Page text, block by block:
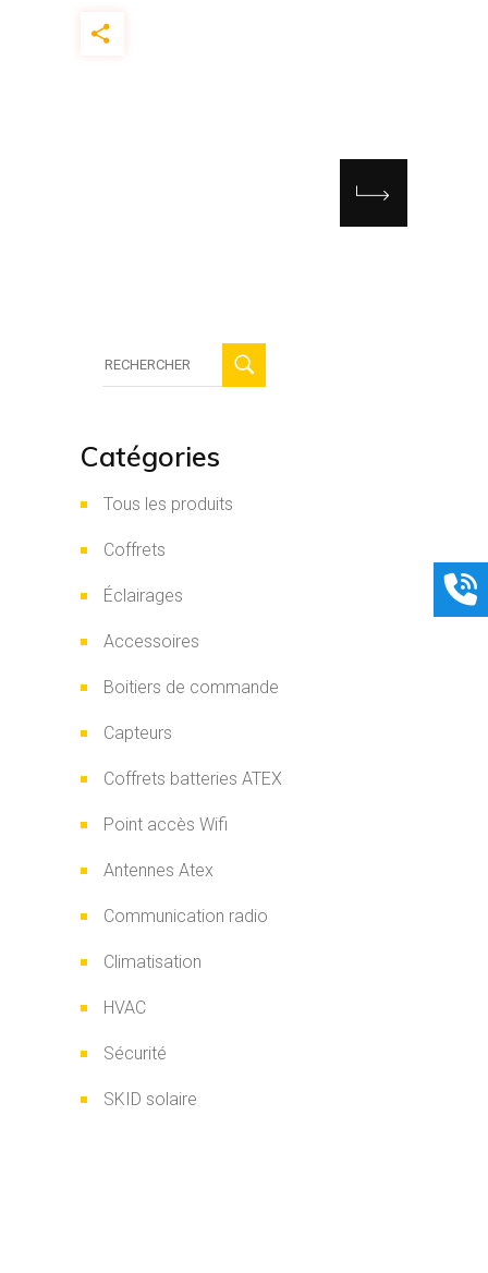
Catégories
Tous les produits
Coffrets
Éclairages
Accessoires
Boitiers de commande
Capteurs
Coffrets batteries ATEX
Point accès Wifi
Antennes Atex
Communication radio
Climatisation
HVAC
Sécurité
SKID solaire